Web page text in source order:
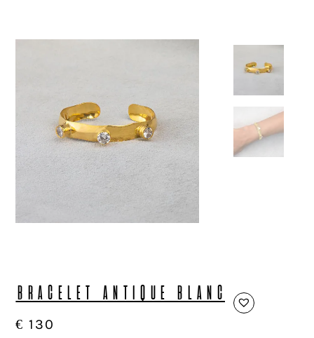
BRACELET ANTIQUE BLANC
€ 130